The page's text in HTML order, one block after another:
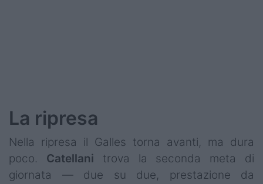
La ripresa
Nella ripresa il Galles torna avanti, ma dura
poco. Catellani trova la seconda meta di
giornata — due su due, prestazione da